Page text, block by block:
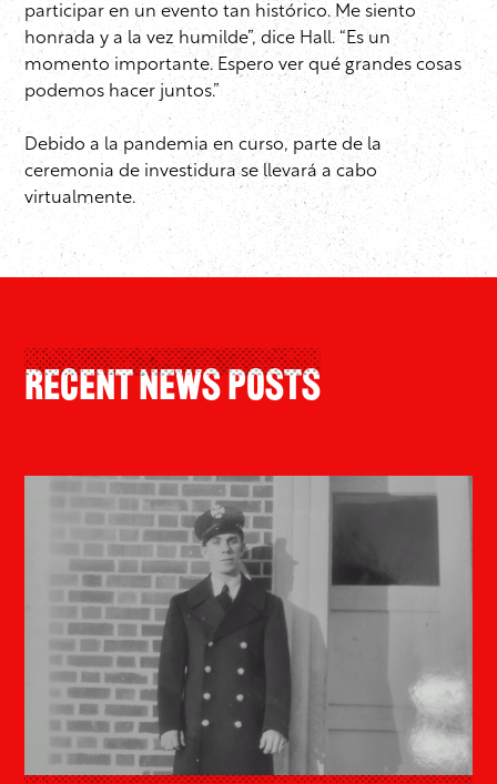
participar en un evento tan histórico. Me siento
honrada y a la vez humilde”, dice Hall. “Es un
momento importante. Espero ver qué grandes cosas
podemos hacer juntos.”
Debido a la pandemia en curso, parte de la
ceremonia de investidura se llevará a cabo
virtualmente.
Recent News Posts